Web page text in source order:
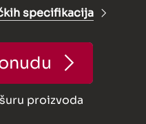
specifikacija
proizvoda